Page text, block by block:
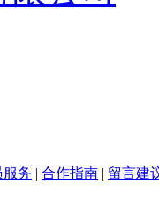
服务 | 合作指南 | 留言建